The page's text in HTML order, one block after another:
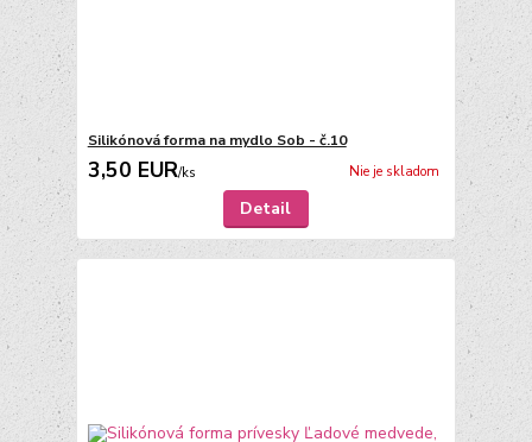
Silikónová forma na mydlo Sob - č.10
3,50 EUR/ks Nie je skladom
Detail